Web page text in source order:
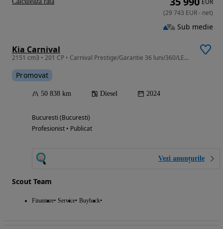
Kia Carnival
2151 cm3 • 201 CP • Carnival Prestige/Garantie 36 luni/360/LED/Piele/TVA
Promovat
50 838 km Diesel 2024
Bucuresti (Bucuresti)
Profesionist • Publicat
Vezi anunțurile
Scout Team
Finantare Service Buyback
(29 743 EUR- net)
Sub medie